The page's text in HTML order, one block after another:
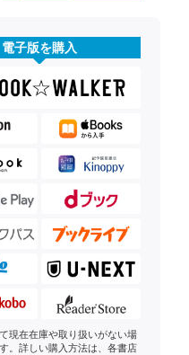
電子版を購入
現在在庫や取り扱いがない場
。詳しい購入方法は、各書店